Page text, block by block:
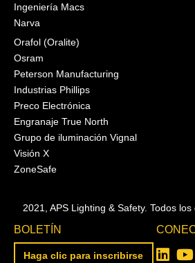
Ingeniería Macs
Narva
Orafol (Oralite)
Osram
Peterson Manufacturing
Industrias Phillips
Preco Electrónica
Engranaje True North
Grupo de iluminación Vignal
Visión X
ZoneSafe
2021, APS Lighting & Safety. Todos
BOLETÍN
Haga clic para inscribirse